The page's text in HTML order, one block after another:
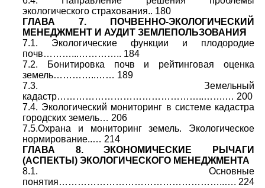
экологического страхования.. 180
ГЛАВА 7. ПОЧВЕННО-ЭКОЛОГИЧЕСКИЙ
МЕНЕДЖМЕНТ И АУДИТ ЗЕМЛЕПОЛЬЗОВАНИЯ
7.1. Экологические функции и плодородие
почв………...………….. 184
7.2. Бонитировка почв и рейтинговая оценка
земель…………..…… 189
7.3. Земельный
кадастр………………………………………..…….… 200
7.4. Экологический мониторинг в системе кадастра
городских земель… 206
7.5.Охрана и мониторинг земель. Экологическое
нормирование..… 214
ГЛАВА 8. ЭКОНОМИЧЕСКИЕ РЫЧАГИ
(АСПЕКТЫ) ЭКОЛОГИЧЕСКОГО МЕНЕДЖМЕНТА
8.1. Основные
понятия……………………………………………..…. 224